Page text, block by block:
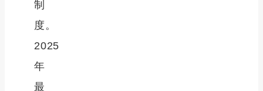
制
度。
2025
年
最